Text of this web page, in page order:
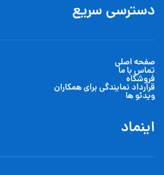
دسترسی سریع
صفحه اصلی
تماس با ما
فروشگاه
قرارداد نمایندگی برای همکاران
ویدئو ها
اینماد